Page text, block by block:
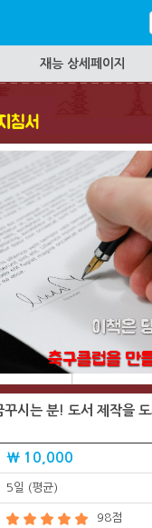
재능 상세페이지
시는 분! 도서 제작을 도
₩ 10,000
5일 (평균)
98점